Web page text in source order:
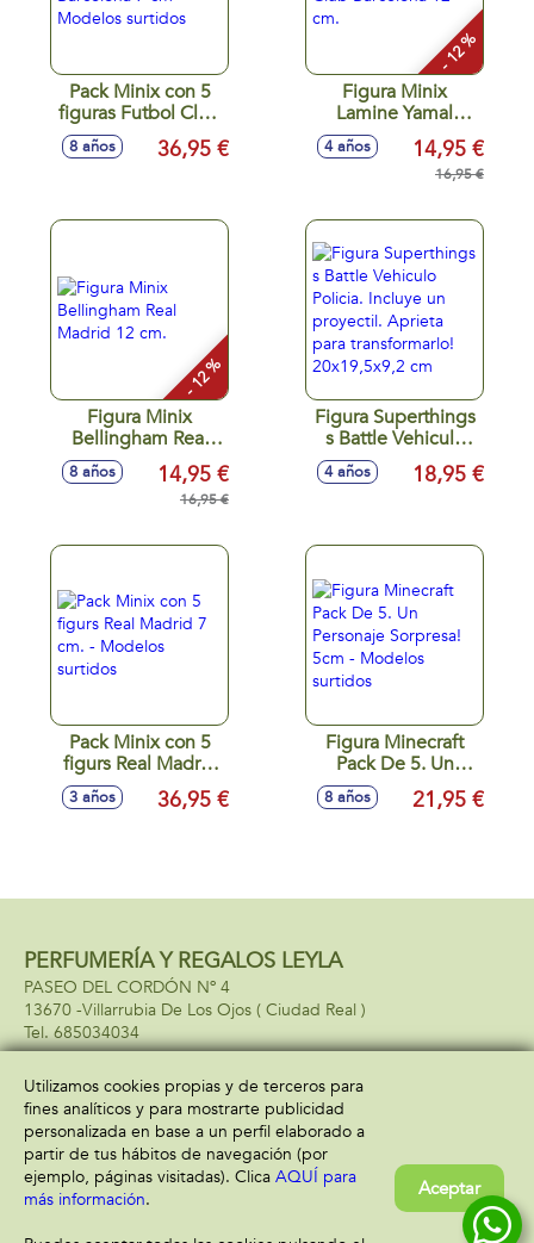
Pack Minix con 5
figuras Futbol Club
Barcelona 7 cm -
Modelos surtidos
8 años 36,95 €
- 12 %
Figura Minix
Lamine Yamal
Futbol Club
Barcelona 12 cm.
4 años 14,95 €
16,95 €
- 12 %
Figura Minix
Bellingham Real
Madrid 12 cm.
8 años 14,95 €
16,95 €
Figura Superthings
s Battle Vehiculo
Policia. Incluye un
proyectil. Aprieta
4 años 18,95 €
Pack Minix con 5
figurs Real Madrid
7 cm. - Modelos
surtidos
3 años 36,95 €
Figura Minecraft
Pack De 5. Un
Personaje Sorpresa!
5cm - Modelos
8 años 21,95 €
PERFUMERÍA Y REGALOS LEYLA
PASEO DEL CORDÓN Nº 4
13670 -Villarrubia De Los Ojos ( Ciudad Real )
685034034
Información
Aviso legal
Política de privacidad
Política de cookies
Atención al cliente
Envío y devolución
Contacto
Utilizamos cookies propias y de terceros para
fines analíticos y para mostrarte publicidad
personalizada en base a un perfil elaborado a
partir de tus hábitos de navegación (por
ejemplo, páginas visitadas). Clica AQUÍ para
más información.
Aceptar